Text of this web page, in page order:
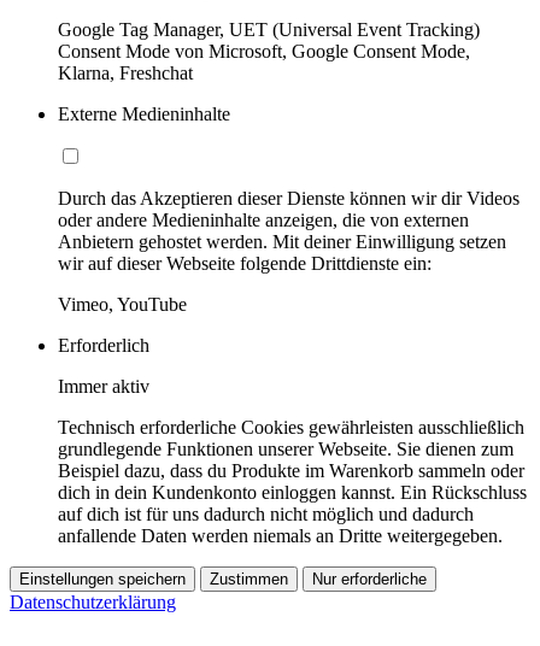
Google Tag Manager, UET (Universal Event Tracking)
Consent Mode von Microsoft, Google Consent Mode,
Klarna, Freshchat
Externe Medieninhalte
Durch das Akzeptieren dieser Dienste können wir dir Videos
oder andere Medieninhalte anzeigen, die von externen
Anbietern gehostet werden. Mit deiner Einwilligung setzen
wir auf dieser Webseite folgende Drittdienste ein:
Vimeo, YouTube
Erforderlich
Immer aktiv
Technisch erforderliche Cookies gewährleisten ausschließlich
grundlegende Funktionen unserer Webseite. Sie dienen zum
Beispiel dazu, dass du Produkte im Warenkorb sammeln oder
dich in dein Kundenkonto einloggen kannst. Ein Rückschluss
auf dich ist für uns dadurch nicht möglich und dadurch
anfallende Daten werden niemals an Dritte weitergegeben.
Einstellungen speichern Zustimmen Nur erforderliche
Datenschutzerklärung